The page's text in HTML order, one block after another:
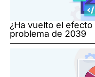
¿Ha vuelto el
problema de 2039